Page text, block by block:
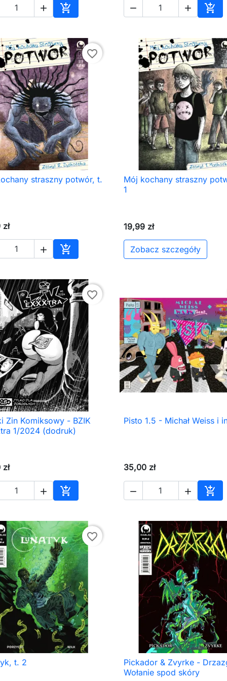
 
Dodaj do koszyka
  
favorite_border
 Szybki podgląd
straszny potwór, t.
 
Dodaj do koszyka
 Szybki podgląd
Mój kochany straszny
1
19,99 zł
Zobacz szczegóły
favorite_border
 Szybki podgląd
Zin Komiksowy - BZIK
1/2024 (dodruk)
 
Dodaj do koszyka
 Szybki podgląd
Pisto 1.5 - Michał Weiss i
35,00 zł
  
favorite_border
 Szybki podgląd
t. 2  Szybki podgląd
Pickador & Zvyrke -
Wołanie spod skóry